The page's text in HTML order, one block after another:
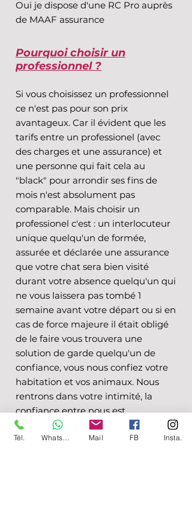
Oui je dispose d'une RC Pro auprès
de MAAF assurance
Pourquoi choisir un
professionnel ?
Si vous choisissez un professionnel
ce n'est pas pour son prix
avantageux. Car il évident que les
tarifs entre un professionel (avec
des charges et une assurance) et
une personne qui fait cela au
"black" pour arrondir ses fins de
mois n'est absolument pas
comparable. Mais choisir un
professionel c'est : un interlocuteur
unique quelqu'un de formée,
assurée et déclarée une assurance
que votre chat sera bien visité
durant votre absence quelqu'un qui
ne vous laissera pas tombé 1
semaine avant votre départ ou si en
cas de force majeure il était obligé
de le faire vous trouvera une
solution de garde quelqu'un de
confiance, vous nous confiez votre
habitation et vos animaux. Nous
rentrons dans votre intimité, la
confiance entre nous est
inéluctable quelqu'un qui connaît
les besoins du chat Attention au
Tél. Mail FB Insta.